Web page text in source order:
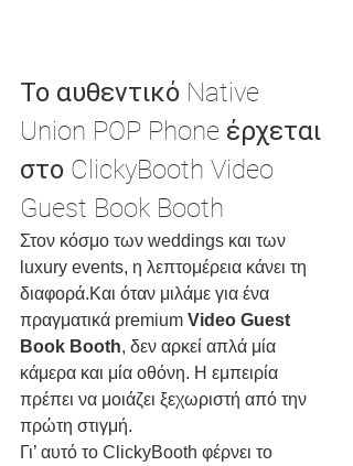
Το αυθεντικό Native
Union POP Phone έρχεται
στο ClickyBooth Video
Guest Book Booth
Στον κόσμο των weddings και των
luxury events, η λεπτομέρεια κάνει τη
διαφορά.Και όταν μιλάμε για ένα
πραγματικά premium Video Guest
Book Booth, δεν αρκεί απλά μία
κάμερα και μία οθόνη. Η εμπειρία
πρέπει να μοιάζει ξεχωριστή από την
πρώτη στιγμή.
Γι’ αυτό το ClickyBooth φέρνει το